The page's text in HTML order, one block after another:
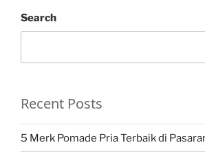
Search
Recent Posts
5 Merk Pomade Pria Terbaik di